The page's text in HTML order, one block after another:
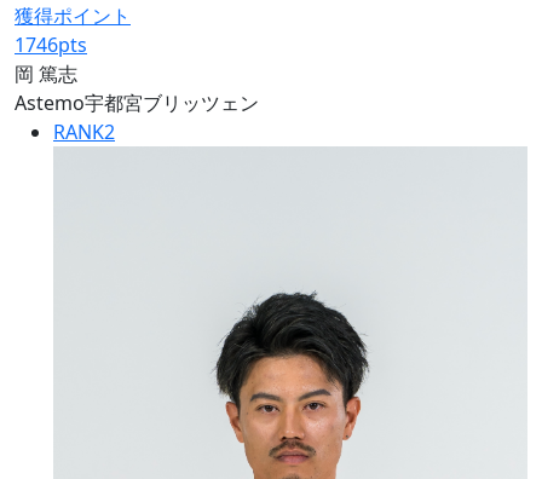
獲得ポイント
1746pts
岡 篤志
Astemo宇都宮ブリッツェン
RANK2